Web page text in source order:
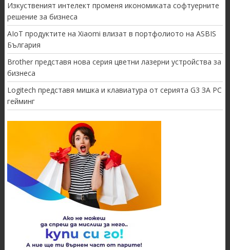
Изкуственият интелект променя икономиката софтуерните
решение за бизнеса
AIoT продуктите на Xiaomi влизат в портфолиото на ASBIS
България
Brother представя нова серия цветни лазерни устройства за
бизнеса
Logitech представя мишка и клавиатура от серията G3 ЗА PC
гейминг